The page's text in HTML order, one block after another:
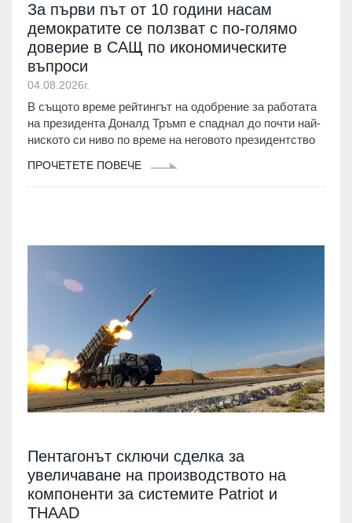
За първи път от 10 години насам
демократите се ползват с по-голямо
доверие в САЩ по икономическите
въпроси
04.08.2026г.
В същото време рейтингът на одобрение за работата
на президента Доналд Тръмп е спаднал до почти най-
ниското си ниво по време на неговото президентство
ПРОЧЕТЕТЕ ПОВЕЧЕ
Пентагонът сключи сделка за
увеличаване на производството на
компоненти за системите Patriot и
THAAD